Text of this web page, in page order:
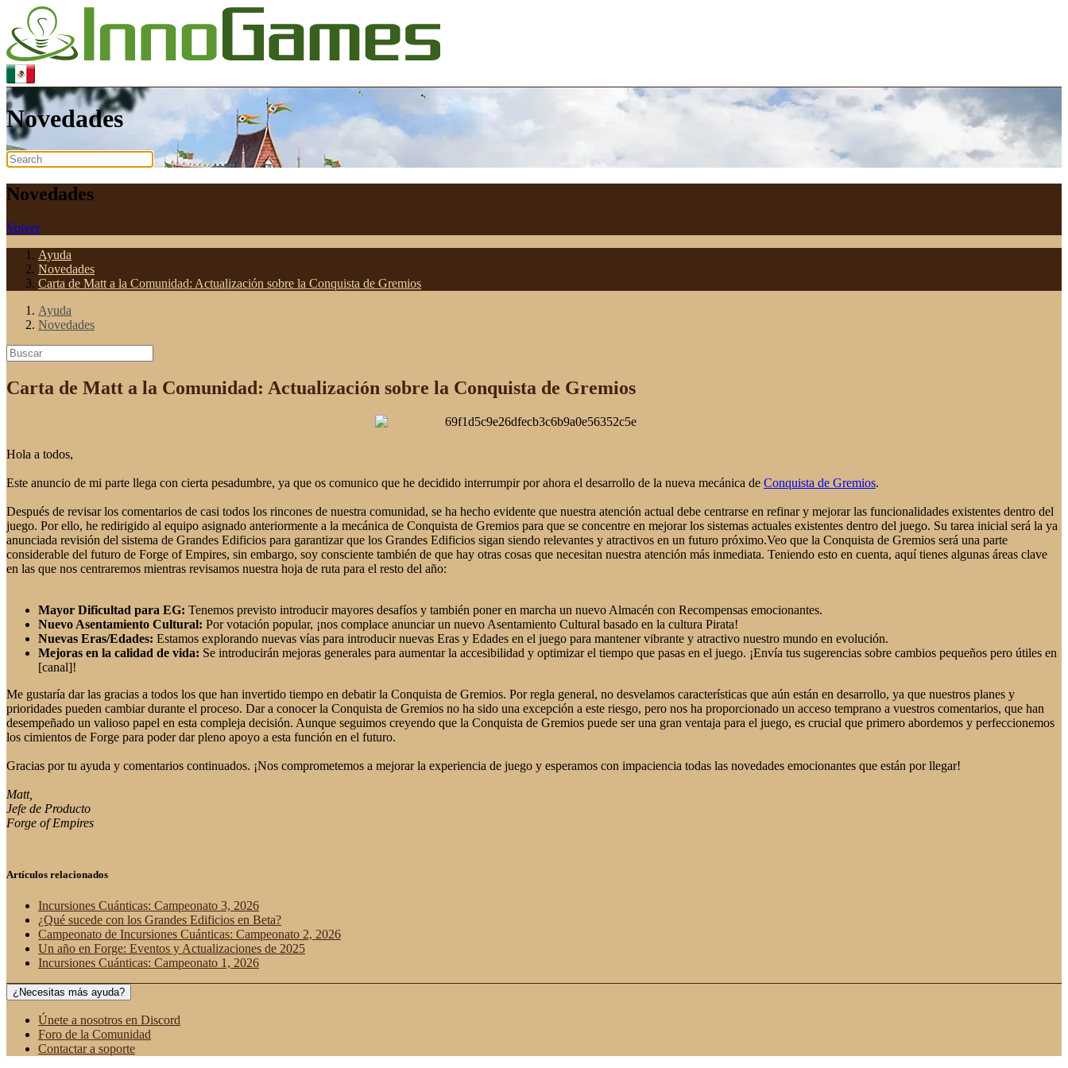
Novedades
Novedades
Volver
Ayuda
Novedades
Carta de Matt a la Comunidad: Actualización sobre la Conquista de Gremios
Ayuda
Novedades
Carta de Matt a la Comunidad: Actualización sobre la Conquista de Gremios
Hola a todos,
Este anuncio de mi parte llega con cierta pesadumbre, ya que os comunico que he decidido interrumpir por ahora el desarrollo de la nueva mecánica de Conquista de Gremios.
Después de revisar los comentarios de casi todos los rincones de nuestra comunidad, se ha hecho evidente que nuestra atención actual debe centrarse en refinar y mejorar las funcionalidades existentes dentro del
juego. Por ello, he redirigido al equipo asignado anteriormente a la mecánica de Conquista de Gremios para que se concentre en mejorar los sistemas actuales existentes dentro del juego. Su tarea inicial será la ya
anunciada revisión del sistema de Grandes Edificios para garantizar que los Grandes Edificios sigan siendo relevantes y atractivos en un futuro próximo.Veo que la Conquista de Gremios será una parte
considerable del futuro de Forge of Empires, sin embargo, soy consciente también de que hay otras cosas que necesitan nuestra atención más inmediata. Teniendo esto en cuenta, aquí tienes algunas áreas clave
en las que nos centraremos mientras revisamos nuestra hoja de ruta para el resto del año:
Mayor Dificultad para EG: Tenemos previsto introducir mayores desafíos y también poner en marcha un nuevo Almacén con Recompensas emocionantes.
Nuevo Asentamiento Cultural: Por votación popular, ¡nos complace anunciar un nuevo Asentamiento Cultural basado en la cultura Pirata!
Nuevas Eras/Edades: Estamos explorando nuevas vías para introducir nuevas Eras y Edades en el juego para mantener vibrante y atractivo nuestro mundo en evolución.
Mejoras en la calidad de vida: Se introducirán mejoras generales para aumentar la accesibilidad y optimizar el tiempo que pasas en el juego. ¡Envía tus sugerencias sobre cambios pequeños pero útiles en
[canal]!
Me gustaría dar las gracias a todos los que han invertido tiempo en debatir la Conquista de Gremios. Por regla general, no desvelamos características que aún están en desarrollo, ya que nuestros planes y
prioridades pueden cambiar durante el proceso. Dar a conocer la Conquista de Gremios no ha sido una excepción a este riesgo, pero nos ha proporcionado un acceso temprano a vuestros comentarios, que han
desempeñado un valioso papel en esta compleja decisión. Aunque seguimos creyendo que la Conquista de Gremios puede ser una gran ventaja para el juego, es crucial que primero abordemos y perfeccionemos
los cimientos de Forge para poder dar pleno apoyo a esta función en el futuro.
Gracias por tu ayuda y comentarios continuados. ¡Nos comprometemos a mejorar la experiencia de juego y esperamos con impaciencia todas las novedades emocionantes que están por llegar!
Matt,
Jefe de Producto
Forge of Empires
Artículos relacionados
Incursiones Cuánticas: Campeonato 3, 2026
¿Qué sucede con los Grandes Edificios en Beta?
Campeonato de Incursiones Cuánticas: Campeonato 2, 2026
Un año en Forge: Eventos y Actualizaciones de 2025
Incursiones Cuánticas: Campeonato 1, 2026
¿Necesitas más ayuda?
Únete a nosotros en Discord
Foro de la Comunidad
Contactar a soporte